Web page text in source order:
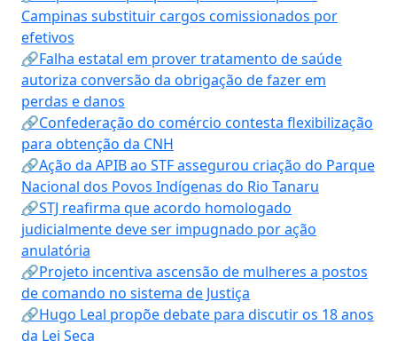
Campinas substituir cargos comissionados por
efetivos
🔗Falha estatal em prover tratamento de saúde
autoriza conversão da obrigação de fazer em
perdas e danos
🔗Confederação do comércio contesta flexibilização
para obtenção da CNH
🔗Ação da APIB ao STF assegurou criação do Parque
Nacional dos Povos Indígenas do Rio Tanaru
🔗STJ reafirma que acordo homologado
judicialmente deve ser impugnado por ação
anulatória
🔗Projeto incentiva ascensão de mulheres a postos
de comando no sistema de Justiça
🔗Hugo Leal propõe debate para discutir os 18 anos
da Lei Seca